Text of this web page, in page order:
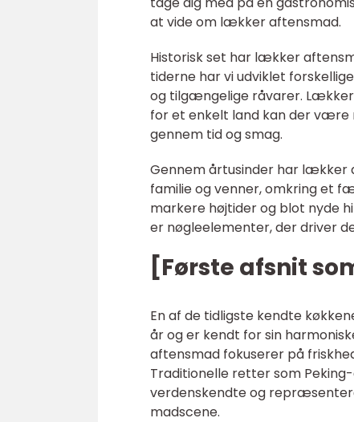
at vide om lækker aftensmad.
Historisk set har lækker
tiderne har vi udviklet
og tilgængelige råvarer.
for et enkelt land kan der være
gennem tid og smag.
Gennem årtusinder har lækker
familie og venner, omkring et
markere højtider og blot nyde
er nøgleelementer, der driver
[Første afsnit
En af de tidligste kendte
år og er kendt for sin
aftensmad fokuserer på
Traditionelle retter som
verdenskendte og
madscene.